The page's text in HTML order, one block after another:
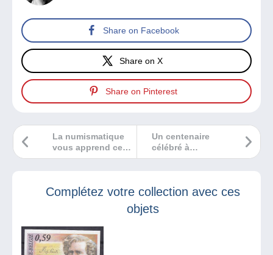
Share on Facebook
Share on X
Share on Pinterest
Un centenaire
célébré à
l’occasion du
associations
Bretagne
La numismatique
vous apprend ce
qu’est un
Complétez votre collection avec ces
objets